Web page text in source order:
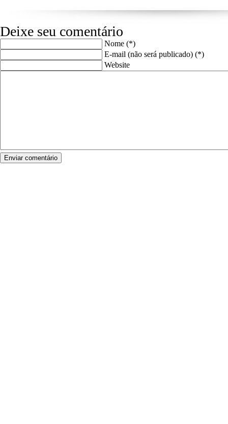
Deixe seu comentário
Nome (*)
E-mail (não será publicado) (*)
Website